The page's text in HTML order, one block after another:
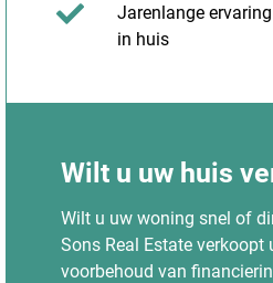
Jarenlange
in huis
Wilt u uw huis
Wilt u uw woning snel of
Sons Real Estate
voorbehoud van